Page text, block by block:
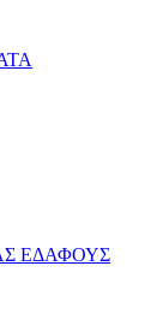
ΕΔΑΦΟΥΣ